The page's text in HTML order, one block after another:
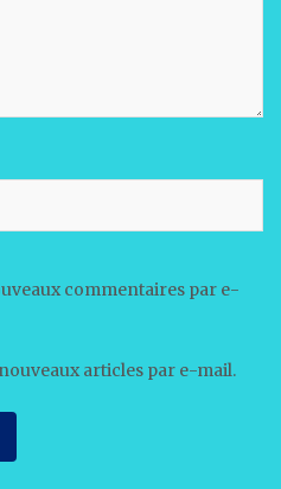
commentaires par e-
articles par e-mail.